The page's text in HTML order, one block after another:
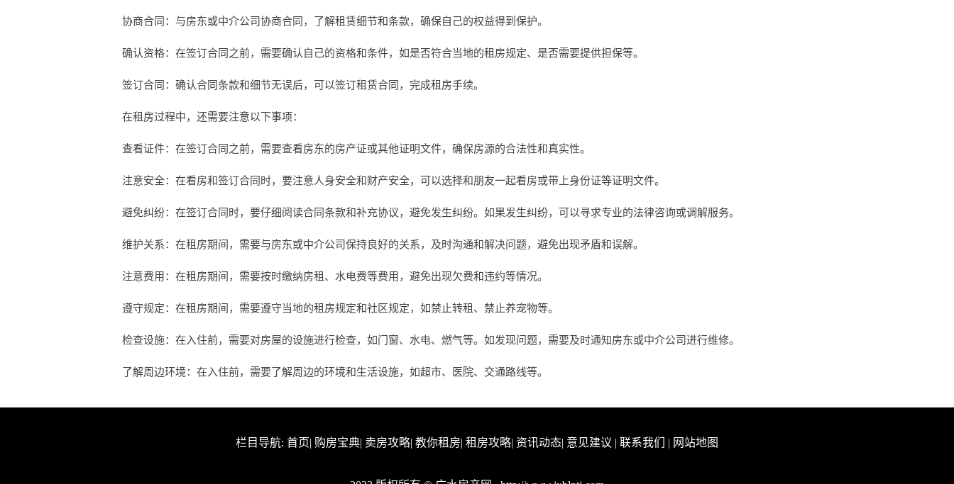
协商合同：与房东或中介公司协商合同，了解租赁细节和条款，确保自己的权益得到保护。
确认资格：在签订合同之前，需要确认自己的资格和条件，如是否符合当地的租房规定、是否需要提供担保等。
签订合同：确认合同条款和细节无误后，可以签订租赁合同，完成租房手续。
在租房过程中，还需要注意以下事项：
查看证件：在签订合同之前，需要查看房东的房产证或其他证明文件，确保房源的合法性和真实性。
注意安全：在看房和签订合同时，要注意人身安全和财产安全，可以选择和朋友一起看房或带上身份证等证明文件。
避免纠纷：在签订合同时，要仔细阅读合同条款和补充协议，避免发生纠纷。如果发生纠纷，可以寻求专业的法律咨询或调解服务。
维护关系：在租房期间，需要与房东或中介公司保持良好的关系，及时沟通和解决问题，避免出现矛盾和误解。
注意费用：在租房期间，需要按时缴纳房租、水电费等费用，避免出现欠费和违约等情况。
遵守规定：在租房期间，需要遵守当地的租房规定和社区规定，如禁止转租、禁止养宠物等。
检查设施：在入住前，需要对房屋的设施进行检查，如门窗、水电、燃气等。如发现问题，需要及时通知房东或中介公司进行维修。
了解周边环境：在入住前，需要了解周边的环境和生活设施，如超市、医院、交通路线等。
栏目导航: 首页| 购房宝典| 卖房攻略| 教你租房| 租房攻略| 资讯动态| 意见建议 | 联系我们 | 网站地图